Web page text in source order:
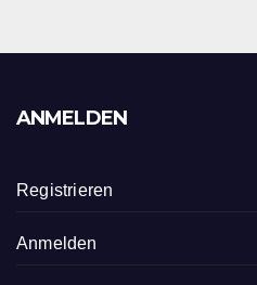
ANMELDEN
Registrieren
Anmelden